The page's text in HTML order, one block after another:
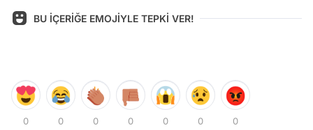
BU İÇERİĞE EMOJİYLE TEPKİ VER!
0 0 0 0 0 0 0